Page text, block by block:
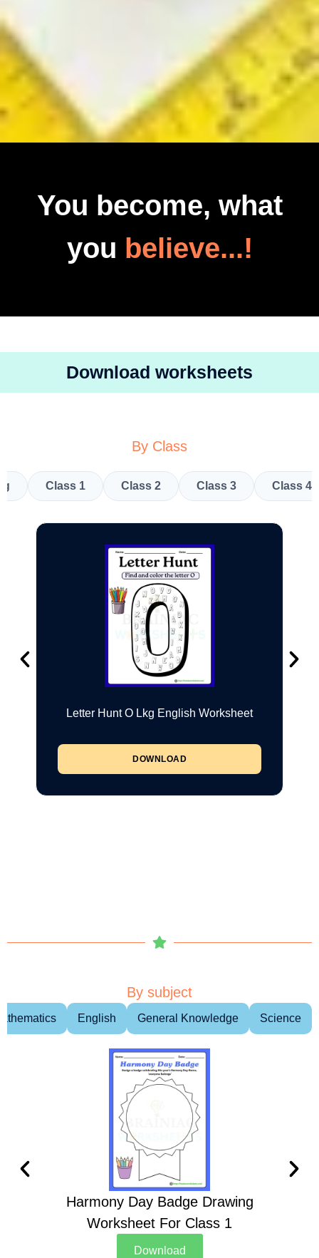
You become, what
you believe...!
Download worksheets
By Class
Class 1 Class 2 Class 3 Class 4
Letter Hunt O Lkg English Worksheet
DOWNLOAD
By subject
English General Knowledge Science
Harmony Day Badge Drawing
Worksheet For Class 1
Download